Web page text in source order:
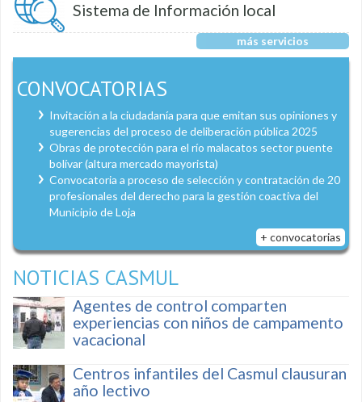
Sistema de Información local
más servicios
CONVOCATORIAS
Invitación a la ciudadanía para que emitan sus opiniones y
sugerencias del proceso de deliberación pública 2025
Obras de protección para el río malacatos sector puente
bolívar (altura mercado mayorista)
Convocatoria a proceso de selección y contratación de 20
profesionales del derecho para la gestión coactiva del
Municipio de Loja
+ convocatorias
NOTICIAS CASMUL
Agentes de control comparten
experiencias con niños de campamento
vacacional
Centros infantiles del Casmul clausuran
año lectivo